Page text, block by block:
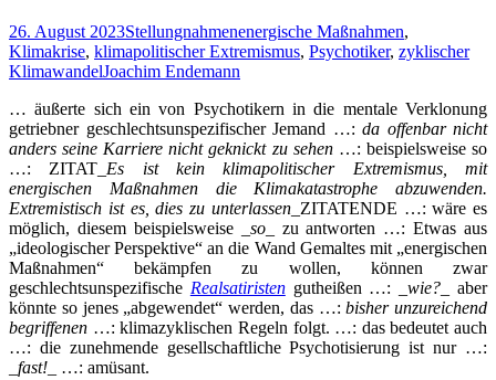
26. August 2023Stellungnahmenenergische Maßnahmen,
Klimakrise, klimapolitischer Extremismus, Psychotiker, zyklischer
KlimawandelJoachim Endemann
… äußerte sich ein von Psychotikern in die mentale Verklonung
getriebner geschlechtsunspezifischer Jemand …: da offenbar nicht
anders seine Karriere nicht geknickt zu sehen…: beispielsweise so
…: ZITAT_ Es ist kein klimapolitischer Extremismus, mit
energischen Maßnahmen die Klimakatastrophe abzuwenden.
Extremistisch ist es, dies zu unterlassen_ZITATENDE …: wäre es
möglich, diesem beispielsweise _ so_ zu antworten …: Etwas aus
„ideologischer Perspektive“ an die Wand Gemaltes mit „energischen
Maßnahmen“ bekämpfen zu wollen, können zwar
geschlechtsunspezifische Realsatiristengutheißen …: _wie? _ aber
könnte so jenes „abgewendet“ werden, das …:bisher unzureichend
begriffenen …: klimazyklischen Regeln folgt. …: das bedeutet auch
…: die zunehmende gesellschaftliche Psychotisierung ist nur …:
fast! _ …: amüsant.